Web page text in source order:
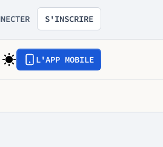
S'INSCRIRE
L'APP MOBILE